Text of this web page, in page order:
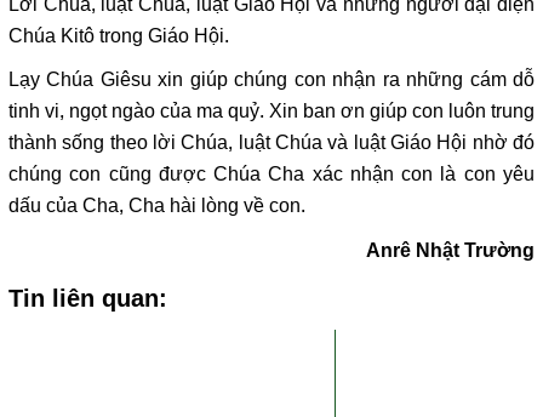
Chúa Kitô trong Giáo Hội.
Lạy Chúa Giêsu xin giúp chúng con nhận ra những cám dỗ
tinh vi, ngọt ngào của ma quỷ. Xin ban ơn giúp con luôn trung
thành sống theo lời Chúa, luật Chúa và luật Giáo Hội nhờ đó
chúng con cũng được Chúa Cha xác nhận con là con yêu
dấu của Cha, Cha hài lòng về con.
Anrê Nhật Trường
Tin liên quan: